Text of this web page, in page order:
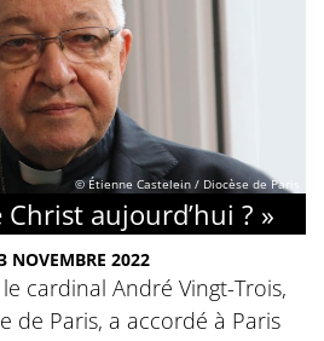
© Étienne Castelein / Diocèse de Paris
aujourd’hui ? »
NOVEMBRE 2022
cardinal André Vingt-Trois,
de Paris, a accordé à Paris